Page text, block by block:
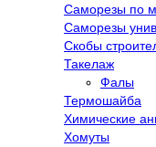
Саморезы по
Саморезы
Скобы
Такелаж
Фалы
Термошайба
Химические
Хомуты